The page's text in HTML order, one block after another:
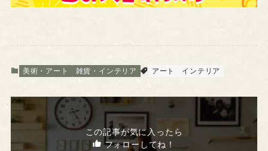
美術・アート 雑貨・インテリア アート インテリア
この記事が気に入ったら
フォローしてね！